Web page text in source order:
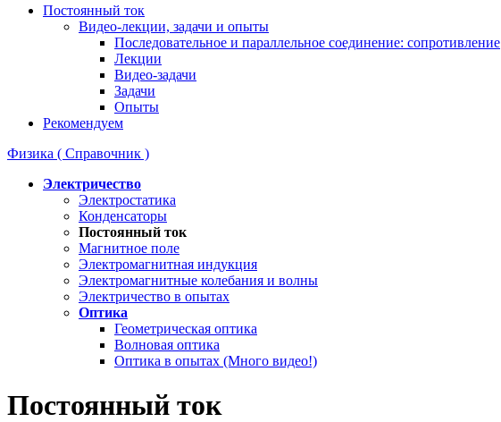
Постоянный ток
Видео-лекции, задачи и опыты
Последовательное и параллельное соединение: сопротивление
Лекции
Видео-задачи
Задачи
Опыты
Рекомендуем
Физика ( Справочник )
Электричество
Электростатика
Конденсаторы
Постоянный ток
Магнитное поле
Электромагнитная индукция
Электромагнитные колебания и волны
Электричество в опытах
Оптика
Геометрическая оптика
Волновая оптика
Оптика в опытах (Много видео!)
Постоянный ток